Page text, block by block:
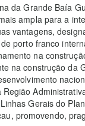
da Grande Baía
ampla para a
vantagens,
porto franco
na
na construção da
Gerais do
promovendo,